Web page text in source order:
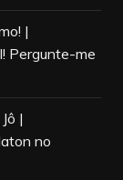
|
Pergunte-me
|
no